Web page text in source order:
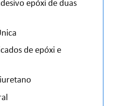
de epóxi e